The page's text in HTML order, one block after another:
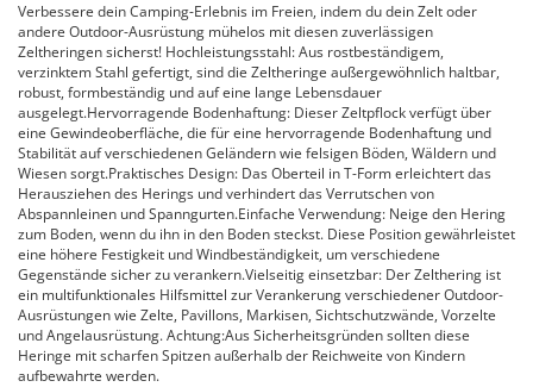
Verbessere dein Camping-Erlebnis im Freien, indem du dein Zelt oder
andere Outdoor-Ausrüstung mühelos mit diesen zuverlässigen
Zeltheringen sicherst! Hochleistungsstahl: Aus rostbeständigem,
verzinktem Stahl gefertigt, sind die Zeltheringe außergewöhnlich haltbar,
robust, formbeständig und auf eine lange Lebensdauer
ausgelegt.Hervorragende Bodenhaftung: Dieser Zeltpflock verfügt über
eine Gewindeoberfläche, die für eine hervorragende Bodenhaftung und
Stabilität auf verschiedenen Geländern wie felsigen Böden, Wäldern und
Wiesen sorgt.Praktisches Design: Das Oberteil in T-Form erleichtert das
Herausziehen des Herings und verhindert das Verrutschen von
Abspannleinen und Spanngurten.Einfache Verwendung: Neige den Hering
zum Boden, wenn du ihn in den Boden steckst. Diese Position gewährleistet
eine höhere Festigkeit und Windbeständigkeit, um verschiedene
Gegenstände sicher zu verankern.Vielseitig einsetzbar: Der Zelthering ist
ein multifunktionales Hilfsmittel zur Verankerung verschiedener Outdoor-
Ausrüstungen wie Zelte, Pavillons, Markisen, Sichtschutzwände, Vorzelte
und Angelausrüstung. Achtung:Aus Sicherheitsgründen sollten diese
Heringe mit scharfen Spitzen außerhalb der Reichweite von Kindern
aufbewahrte werden.